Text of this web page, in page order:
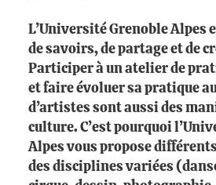
L’Université Grenoble Alpes
de savoirs, de partage et de
Participer à un atelier de
et faire évoluer sa pratique
d’artistes sont aussi des
culture. C’est pourquoi
Alpes vous propose
des disciplines variées